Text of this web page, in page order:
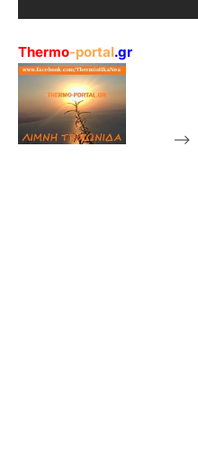
Thermo-portal.gr
-->